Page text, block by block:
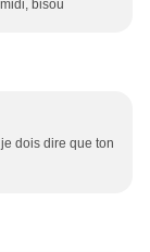
bisou
dois dire que ton